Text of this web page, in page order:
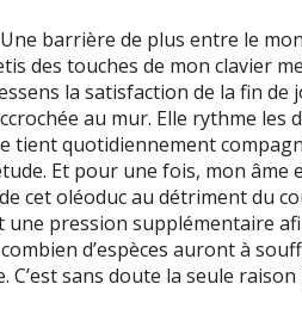
barrière de plus entre le
des touches de mon clavier
la satisfaction de la fin de
au mur. Elle rythme les
quotidiennement
Et pour une fois, mon âme
cet oléoduc au détriment du
pression supplémentaire
d’espèces auront à
C’est sans doute la seule